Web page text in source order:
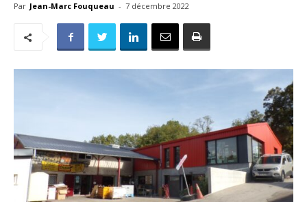
Par Jean-Marc Fouqueau - 7 décembre 2022